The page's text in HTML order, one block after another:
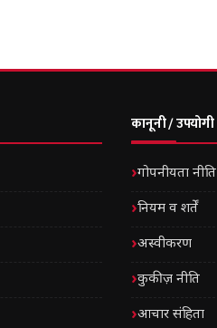
कानूनी / उपयोगी
गोपनीयता नीति
नियम व शर्तें
अस्वीकरण
कुकीज़ नीति
आचार संहिता